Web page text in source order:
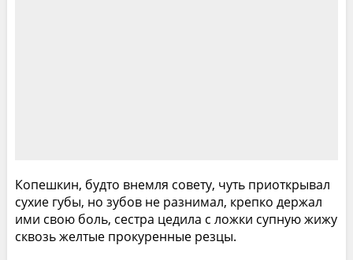
Копешкин, будто внемля совету, чуть приоткрывал
сухие губы, но зубов не разнимал, крепко держал
ими свою боль, сестра цедила с ложки супную жижу
сквозь желтые прокуренные резцы.